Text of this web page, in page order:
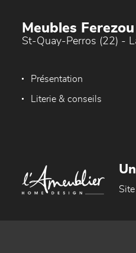
Meubles Ferezou
St-Quay-Perros (22) -
Présentation
Literie & conseils